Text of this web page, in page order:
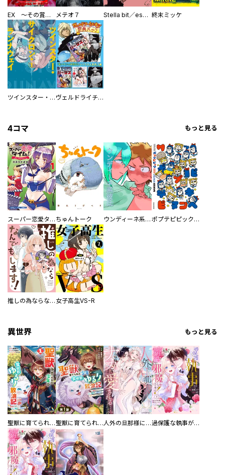
EX ～その賞金稼ぎは、世界の出口を探す～【単行本版】 メテオ７ Stella bit／es【単話版】 終末ミッケ
ツインスター・サイクロン・ランナウェイ ヴェルドライチオシ聖典パック 『転スラ』ミニ画集付き シリウス人気作３選
4コマ もっと見る
スーパー恋愛タイム！～現場でドＳな彼女は自宅でデレる～ ちゅんトーク ウンディーネ系彼氏 ポプテピピック SEASON EIGHT
推しの為ならなんでもします！ 女子高生VS-R
異世界 もっと見る
聖獣に育てられた少年の異世界ゆるり放浪記～神様からもらったチート魔法で、仲間たちとスローライフを満喫中～ 聖獣に育てられた少年の異世界ゆるり放浪記～神様からもらったチート魔法で、仲間たちとスローライフを満喫中～【分冊版】 人外の旦那様に娶られ毎晩ナカまで愛される…。アンソロジー 過保護な執事が私の婚活を邪魔してきます！ 分冊版